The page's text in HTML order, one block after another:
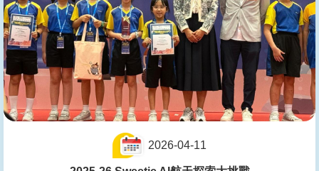
2026-04-11